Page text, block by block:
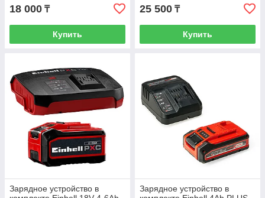
18 000 ₸
Купить
25 500 ₸
Купить
Зарядное устройство в
Зарядное устройство в